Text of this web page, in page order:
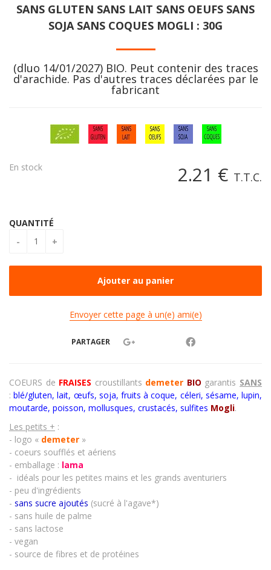
SANS GLUTEN SANS LAIT SANS OEUFS SANS
SOJA SANS COQUES MOGLI : 30G
(dluo 14/01/2027) BIO. Peut contenir des traces
d'arachide. Pas d'autres traces déclarées par le
fabricant
2.21 € T.T.C.
En stock
QUANTITÉ
Envoyer cette page à un(e) ami(e)
PARTAGER
COEURS de FRAISES croustillants demeter BIO garantis SANS
:blé/gluten, lait, œufs, soja, fruits à coque, céleri, sésame, lupin,
moutarde, poisson, mollusques, crustacés, sulfites Mogli.
Les petits + :
- logo « demeter »
- coeurs soufflés et aériens
- emballage : lama
- idéals pour les petites mains et les grands aventuriers
- peu d'ingrédients
- sans sucre ajoutés (sucré à l'agave*)
- sans huile de palme
- sans lactose
- vegan
- source de fibres et de protéines